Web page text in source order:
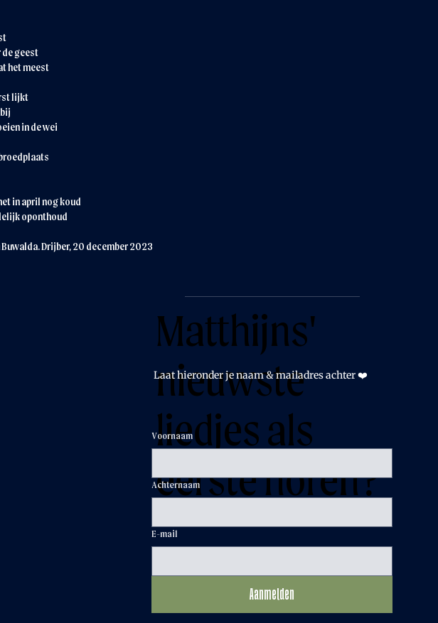
geest
het meest
lijkt
in de wei
in april nog koud
oponthoud
Drijber, 20 december 2023
Matthijns'
nieuwste
liedjes als
eerste horen?
Voornaam
Achternaam
E-mail
Aanmelden
Laat hieronder je naam & mailadres achter ❤️